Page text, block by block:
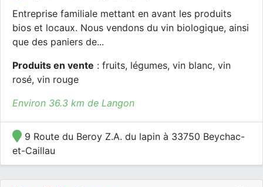
Entreprise familiale mettant en avant les produits
bios et locaux. Nous vendons du vin biologique, ainsi
que des paniers de...
Produits en vente : fruits, légumes, vin blanc, vin
rosé, vin rouge
Environ 36.3 km de Langon
9 Route du Beroy Z.A. du lapin à 33750 Beychac-
et-Caillau